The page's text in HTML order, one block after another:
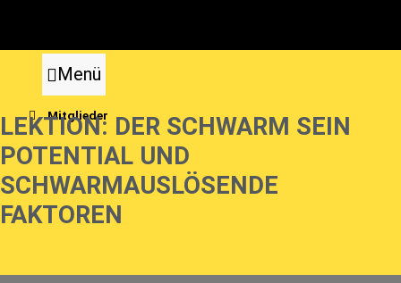
springen
Menü
Mitglieder
LEKTION: DER SCHWARM SEIN
POTENTIAL UND
SCHWARMAUSLÖSENDE
FAKTOREN